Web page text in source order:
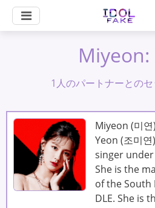
1人のパートナーとのセ
Miyeon (미
Yeon (조미
singer
She is the
of the South
DLE. She is